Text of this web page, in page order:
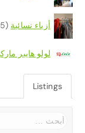
أزياء نسائية (25)
لولو هايبر
Listings